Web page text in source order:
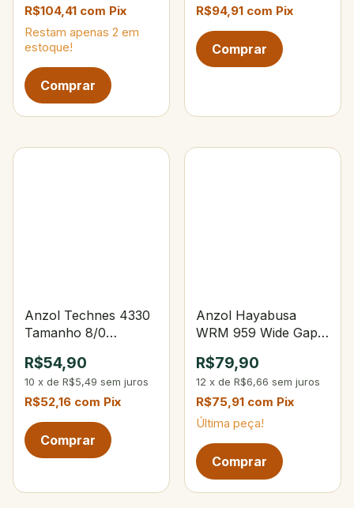
R$104,41 com Pix
Restam apenas 2 em
estoque!
R$94,91 com Pix
Anzol Technes 4330
Tamanho 8/0
R$54,90
10 x de R$5,49 sem juros
R$52,16 com Pix
Anzol Hayabusa
WRM 959 Wide Gap
Tam.5/0
R$79,90
12 x de R$6,66 sem juros
R$75,91 com Pix
Última peça!